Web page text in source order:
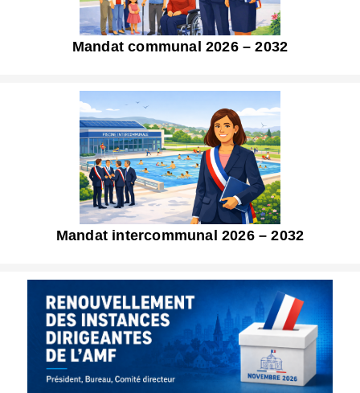
Mandat communal 2026 – 2032
Mandat intercommunal 2026 – 2032